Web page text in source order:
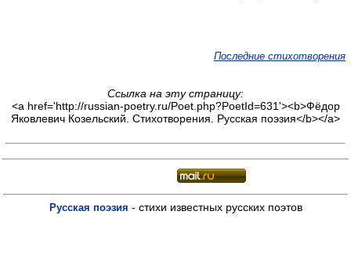
Последние стихотворения
Ссылка на эту страницу:
<a href='http://russian-poetry.ru/Poet.php?PoetId=631'><b>Фёдор
Яковлевич Козельский. Стихотворения. Русская поэзия</b></a>
Русская поэзия - стихи известных русских поэтов